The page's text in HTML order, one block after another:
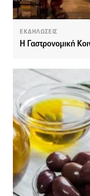
ΕΚΔΗΛΩΣΕΙΣ
H Γαστρονομική